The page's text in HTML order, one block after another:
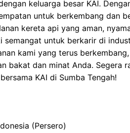
keluarga besar KAI.
untuk berkembang dan
kereta api yang aman,
semangat untuk berkarir di
kami yang terus
bakat dan minat Anda. Segera
KAI di Sumba Tengah!
(Persero)